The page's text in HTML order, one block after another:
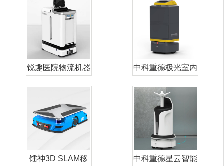
锐趣医院物流机器
中科重德极光室内
镭神3D SLAM移
中科重德星云智能